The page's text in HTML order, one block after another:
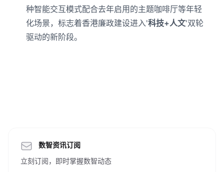
种智能交互模式配合去年启用的主题咖啡厅等年轻
化场景，标志着香港廉政建设进入'科技+人文'双轮
驱动的新阶段。
数智资讯订阅
立刻订阅，即时掌握数智动态